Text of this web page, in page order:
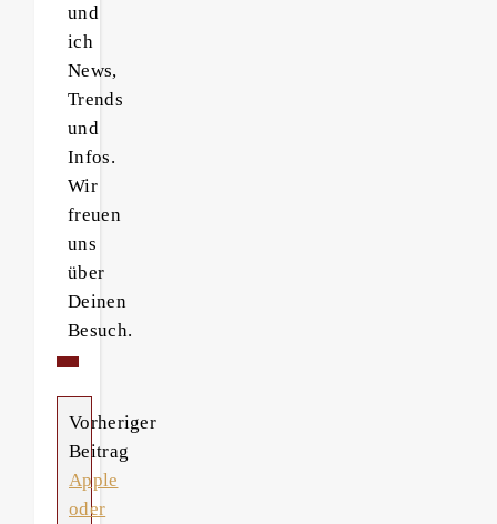
und
ich
News,
Trends
und
Infos.
Wir
freuen
uns
über
Deinen
Besuch.
Vorheriger
Beitrag
Apple
oder